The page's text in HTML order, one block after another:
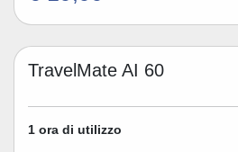
TravelMate AI 60
1 ora di utilizzo